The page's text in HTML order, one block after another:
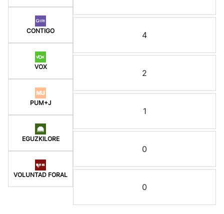
CONTIGO
VOX
PUM+J
EGUZKILORE
VOLUNTAD FORAL
4
2
1
0
0